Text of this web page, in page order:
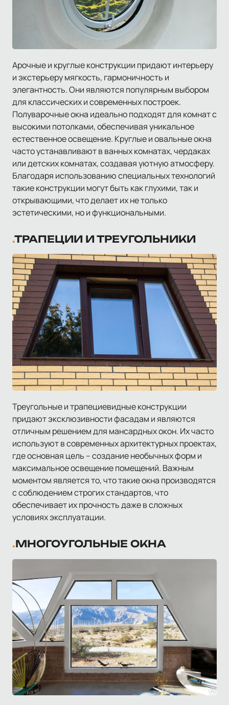
Арочные и круглые конструкции придают интерьеру
и экстерьеру мягкость, гармоничность и
элегантность. Они являются популярным выбором
для классических и современных построек.
Полуварочные окна идеально подходят для комнат с
высокими потолками, обеспечивая уникальное
естественное освещение. Круглые и овальные окна
часто устанавливают в ванных комнатах, чердаках
или детских комнатах, создавая уютную атмосферу.
Благодаря использованию специальных технологий
такие конструкции могут быть как глухими, так и
открывающими, что делает их не только
эстетическими, но и функциональными.
ТРАПЕЦИИ И ТРЕУГОЛЬНИКИ
Треугольные и трапециевидные конструкции
придают эксклюзивности фасадам и являются
отличным решением для мансардных окон. Их часто
используют в современных архитектурных проектах,
где основная цель – создание необычных форм и
максимальное освещение помещений. Важным
моментом является то, что такие окна производятся
с соблюдением строгих стандартов, что
обеспечивает их прочность даже в сложных
условиях эксплуатации.
МНОГОУГОЛЬНЫЕ ОКНА